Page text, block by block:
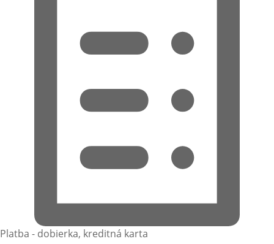
Platba - dobierka, kreditná karta